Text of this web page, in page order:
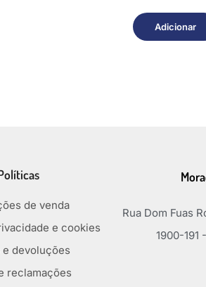
Adicionar
de venda
e cookies
e devoluções
reclamações
Rua Dom Fuas
1900-191